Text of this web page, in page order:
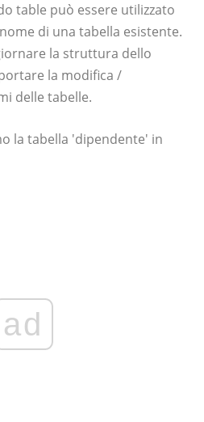
table può essere utilizzato
di una tabella esistente.
la struttura dello
la modifica /
delle tabelle.
la tabella 'dipendente' in
ad